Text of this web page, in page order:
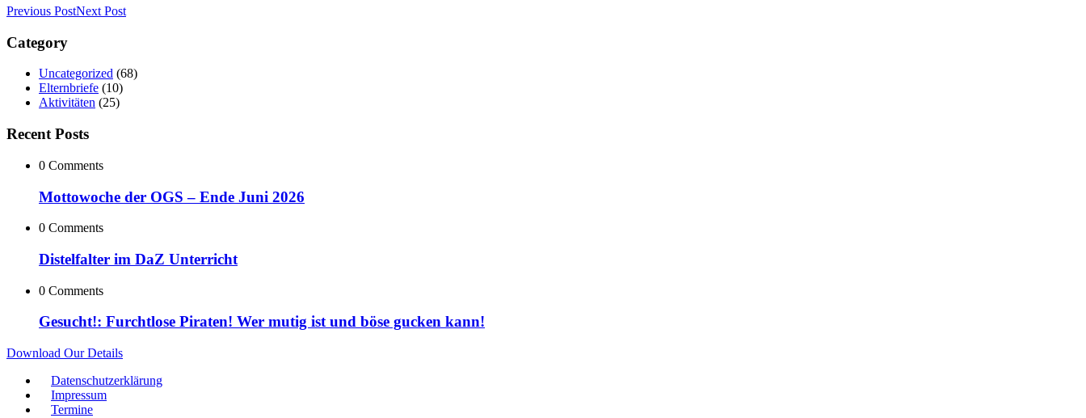
Previous PostNext Post
Category
Uncategorized (68)
Elternbriefe (10)
Aktivitäten (25)
Recent Posts
0 Comments
Mottowoche der OGS – Ende Juni 2026
0 Comments
Distelfalter im DaZ Unterricht
0 Comments
Gesucht!: Furchtlose Piraten! Wer mutig ist und böse gucken kann!
Download Our Details
Datenschutzerklärung
Impressum
Termine